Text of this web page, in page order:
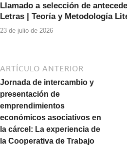
Llamado a selección de
Letras | Teoría y Metodología
23 de julio de 2026
ARTÍCULO ANTERIOR
Jornada de intercambio y
presentación de
emprendimientos
económicos asociativos en
la cárcel: La experiencia de
la Cooperativa de Trabajo